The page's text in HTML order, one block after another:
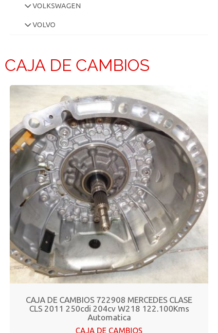
VOLKSWAGEN
VOLVO
CAJA DE CAMBIOS
CAJA DE CAMBIOS 722908 MERCEDES CLASE
CLS 2011 250cdi 204cv W218 122.100Kms
Automatica
CAJA DE CAMBIOS